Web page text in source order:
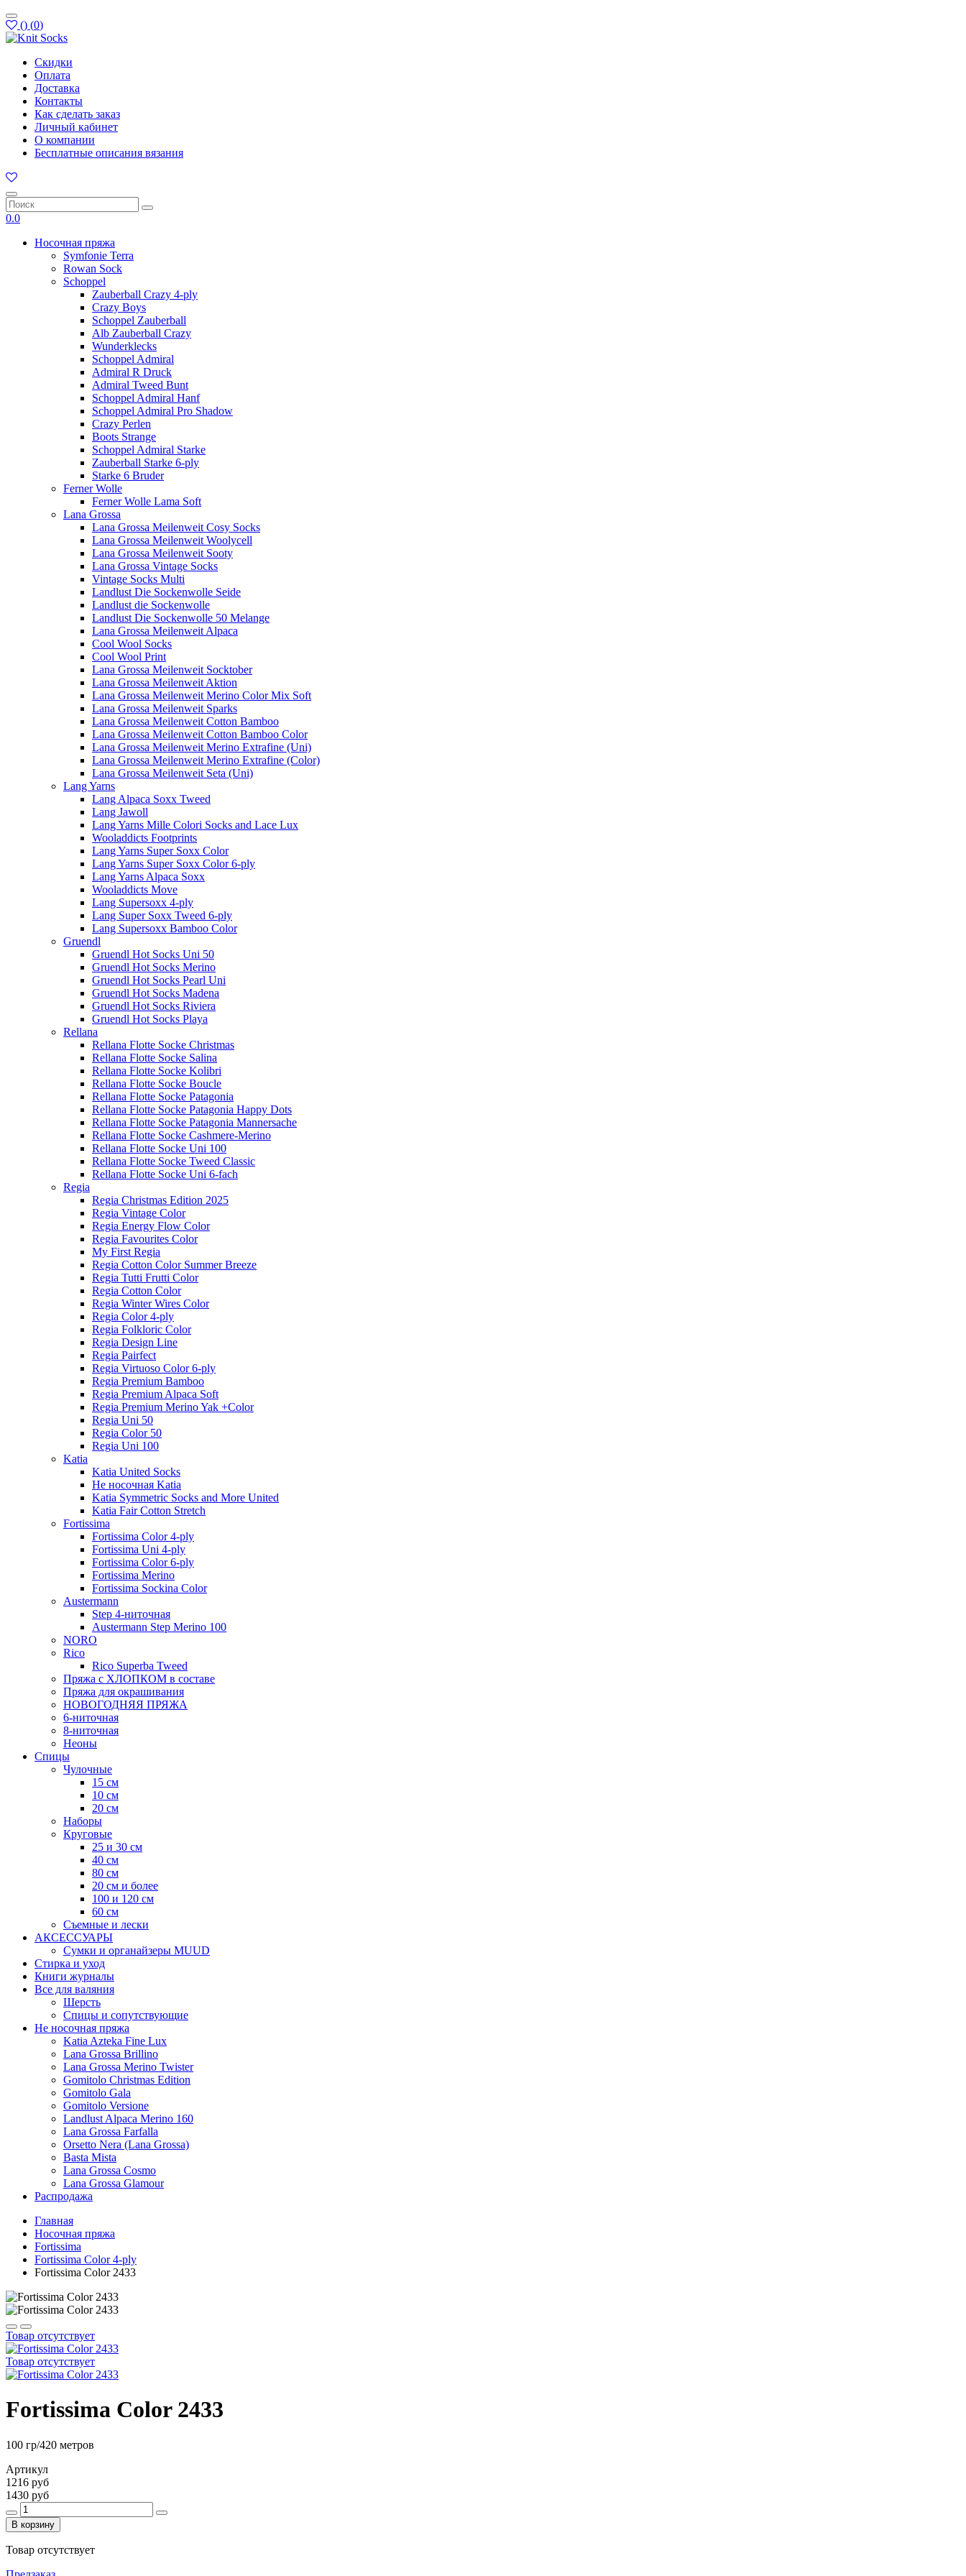
() (0)
Скидки
Оплата
Доставка
Контакты
Как сделать заказ
Личный кабинет
О компании
Бесплатные описания вязания
0.0
Носочная пряжа
Symfonie Terra
Rowan Sock
Schoppel
Zauberball Crazy 4-ply
Crazy Boys
Schoppel Zauberball
Alb Zauberball Crazy
Wunderklecks
Schoppel Admiral
Admiral R Druck
Admiral Tweed Bunt
Schoppel Admiral Hanf
Schoppel Admiral Pro Shadow
Crazy Perlen
Boots Strange
Schoppel Admiral Starke
Zauberball Starke 6-ply
Starke 6 Bruder
Ferner Wolle
Ferner Wolle Lama Soft
Lana Grossa
Lana Grossa Meilenweit Cosy Socks
Lana Grossa Meilenweit Woolycell
Lana Grossa Meilenweit Sooty
Lana Grossa Vintage Socks
Vintage Socks Multi
Landlust Die Sockenwolle Seide
Landlust die Sockenwolle
Landlust Die Sockenwolle 50 Melange
Lana Grossa Meilenweit Alpaca
Cool Wool Socks
Cool Wool Print
Lana Grossa Meilenweit Socktober
Lana Grossa Meilenweit Aktion
Lana Grossa Meilenweit Merino Color Mix Soft
Lana Grossa Meilenweit Sparks
Lana Grossa Meilenweit Cotton Bamboo
Lana Grossa Meilenweit Cotton Bamboo Color
Lana Grossa Meilenweit Merino Extrafine (Uni)
Lana Grossa Meilenweit Merino Extrafine (Color)
Lana Grossa Meilenweit Seta (Uni)
Lang Yarns
Lang Alpaca Soxx Tweed
Lang Jawoll
Lang Yarns Mille Colori Socks and Lace Lux
Wooladdicts Footprints
Lang Yarns Super Soxx Color
Lang Yarns Super Soxx Color 6-ply
Lang Yarns Alpaca Soxx
Wooladdicts Move
Lang Supersoxx 4-ply
Lang Super Soxx Tweed 6-ply
Lang Supersoxx Bamboo Color
Gruendl
Gruendl Hot Socks Uni 50
Gruendl Hot Socks Merino
Gruendl Hot Socks Pearl Uni
Gruendl Hot Socks Madena
Gruendl Hot Socks Riviera
Gruendl Hot Socks Playa
Rellana
Rellana Flotte Socke Christmas
Rellana Flotte Socke Salina
Rellana Flotte Socke Kolibri
Rellana Flotte Socke Boucle
Rellana Flotte Socke Patagonia
Rellana Flotte Socke Patagonia Happy Dots
Rellana Flotte Socke Patagonia Mannersache
Rellana Flotte Socke Cashmere-Merino
Rellana Flotte Socke Uni 100
Rellana Flotte Socke Tweed Classic
Rellana Flotte Socke Uni 6-fach
Regia
Regia Christmas Edition 2025
Regia Vintage Color
Regia Energy Flow Color
Regia Favourites Color
My First Regia
Regia Cotton Color Summer Breeze
Regia Tutti Frutti Color
Regia Cotton Color
Regia Winter Wires Color
Regia Color 4-ply
Regia Folkloric Color
Regia Design Line
Regia Pairfect
Regia Virtuoso Color 6-ply
Regia Premium Bamboo
Regia Premium Alpaca Soft
Regia Premium Merino Yak +Color
Regia Uni 50
Regia Color 50
Regia Uni 100
Katia
Katia United Socks
Не носочная Katia
Katia Symmetric Socks and More United
Katia Fair Cotton Stretch
Fortissima
Fortissima Color 4-ply
Fortissima Uni 4-ply
Fortissima Color 6-ply
Fortissima Merino
Fortissima Sockina Color
Austermann
Step 4-ниточная
Austermann Step Merino 100
NORO
Rico
Rico Superba Tweed
Пряжа с ХЛОПКОМ в составе
Пряжа для окрашивания
НОВОГОДНЯЯ ПРЯЖА
6-ниточная
8-ниточная
Неоны
Спицы
Чулочные
15 см
10 см
20 см
Наборы
Круговые
25 и 30 см
40 см
80 см
20 см и более
100 и 120 см
60 см
Съемные и лески
АКСЕССУАРЫ
Сумки и органайзеры MUUD
Стирка и уход
Книги журналы
Все для валяния
Шерсть
Спицы и сопутствующие
Не носочная пряжа
Katia Azteka Fine Lux
Lana Grossa Brillino
Lana Grossa Merino Twister
Gomitolo Christmas Edition
Gomitolo Gala
Gomitolo Versione
Landlust Alpaca Merino 160
Lana Grossa Farfalla
Orsetto Nera (Lana Grossa)
Basta Mista
Lana Grossa Cosmo
Lana Grossa Glamour
Распродажа
Главная
Носочная пряжа
Fortissima
Fortissima Color 4-ply
Fortissima Color 2433
Товар отсутствует
Товар отсутствует
Fortissima Color 2433
100 гр/420 метров
Артикул
1216 руб
1430 руб
В корзину
Товар отсутствует